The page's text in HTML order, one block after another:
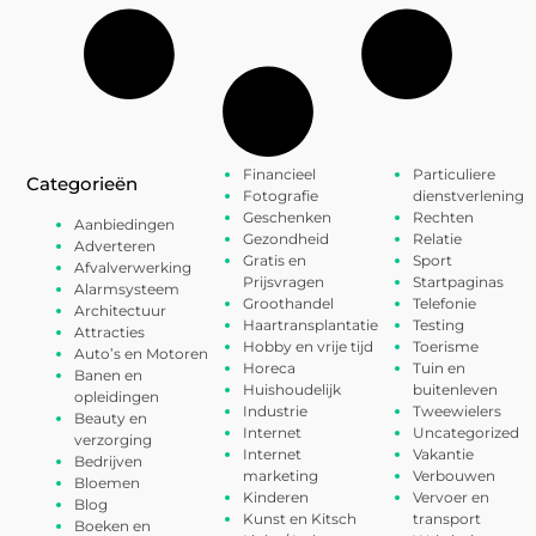
Categorieën
Aanbiedingen
Adverteren
Afvalverwerking
Alarmsysteem
Architectuur
Attracties
Auto’s en Motoren
Banen en
opleidingen
Beauty en
verzorging
Bedrijven
Bloemen
Blog
Boeken en
Financieel
Fotografie
Geschenken
Gezondheid
Gratis en
Prijsvragen
Groothandel
Haartransplantatie
Hobby en vrije tijd
Horeca
Huishoudelijk
Industrie
Internet
Internet
marketing
Kinderen
Kunst en Kitsch
Particuliere
dienstverlening
Rechten
Relatie
Sport
Startpaginas
Telefonie
Testing
Toerisme
Tuin en
buitenleven
Tweewielers
Uncategorized
Vakantie
Verbouwen
Vervoer en
transport